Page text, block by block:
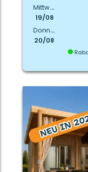
Mittwoch
19/08
Donnerstag
20/08